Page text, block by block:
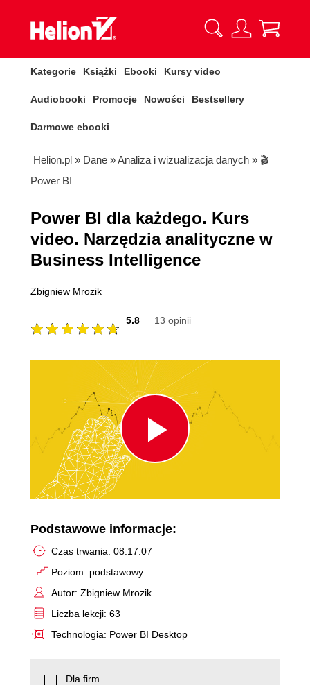
Kategorie Książki Ebooki Kursy video
Audiobooki Promocje Nowości Bestsellery
Darmowe ebooki
Helion.pl » Dane »Analiza i wizualizacja danych » 🎬
Power BI
Power BI dla każdego. Kurs
video. Narzędzia analityczne w
Business Intelligence
Zbigniew Mrozik
5.8 13 opinii
Play
Video
Podstawowe informacje:
Czas trwania: 08:17:07
Poziom: podstawowy
Autor: Zbigniew Mrozik
Liczba lekcji: 63
Technologia: Power BI Desktop
Dla firm